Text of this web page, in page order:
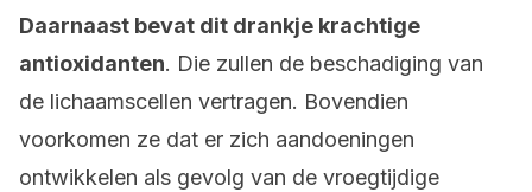
Daarnaast bevat dit drankje krachtige
antioxidanten. Die zullen de beschadiging van
de lichaamscellen vertragen. Bovendien
voorkomen ze dat er zich aandoeningen
ontwikkelen als gevolg van de vroegtijdige